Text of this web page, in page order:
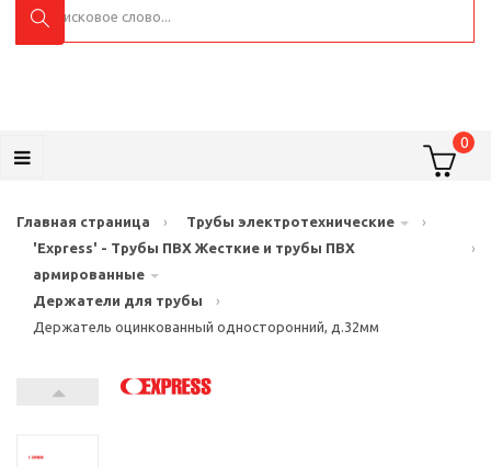
0
Главная страница › Трубы электротехнические
›
'Express' - Трубы ПВХ Жесткие и трубы ПВХ
армированные
›
Держатели для трубы
›
Держатель оцинкованный односторонний, д.32мм